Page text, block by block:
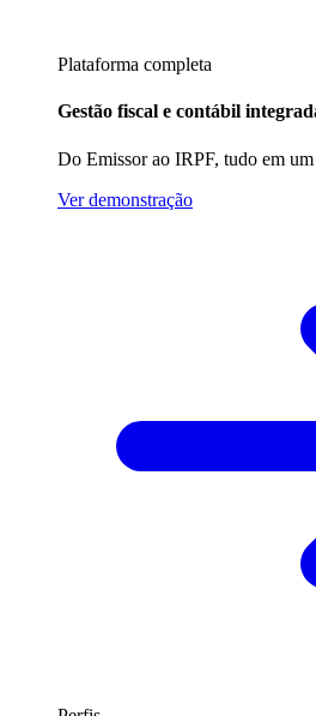
Plataforma completa
Gestão fiscal e contábil
Do Emissor ao IRPF, tudo em
Ver demonstração